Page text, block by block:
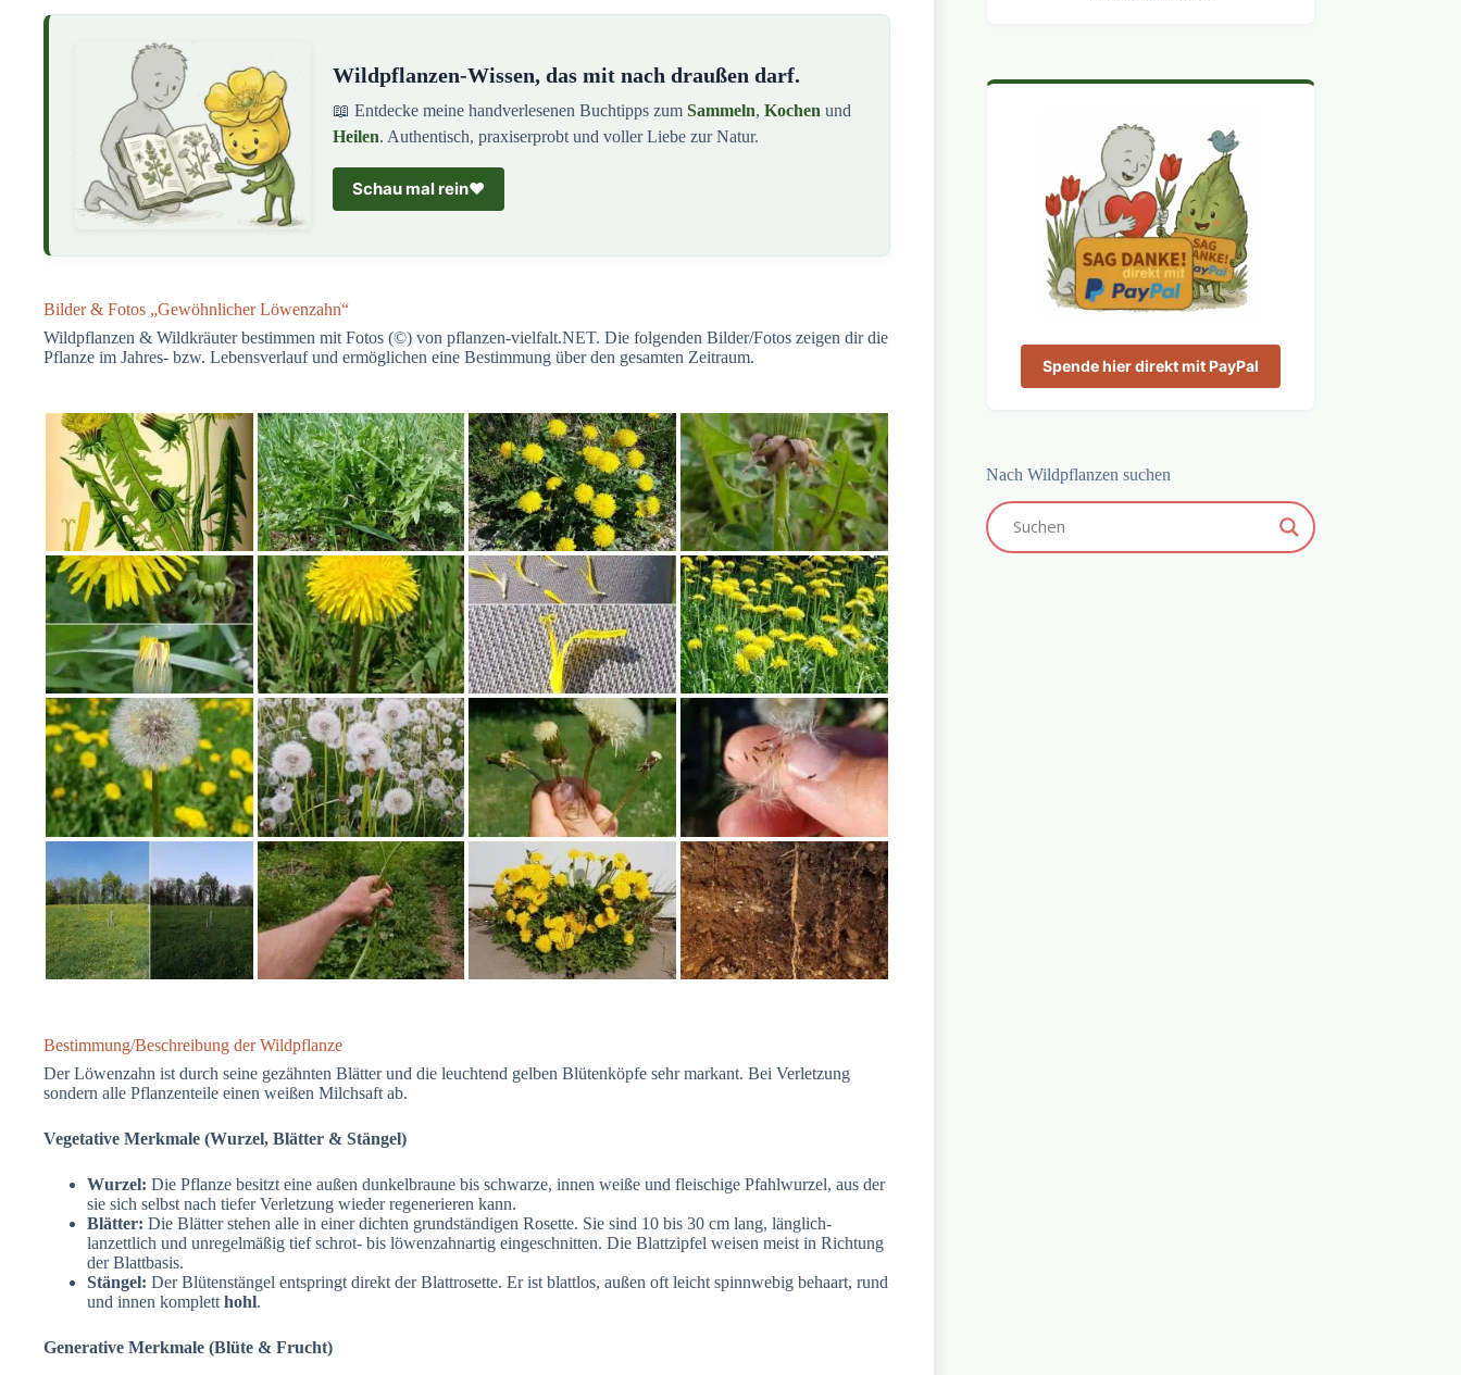
Wildpflanzen-Wissen, das mit nach draußen darf.
📖 Entdecke meine handverlesenen Buchtipps zumSammeln,Kochen und
Heilen. Authentisch, praxiserprobt und voller Liebe zur Natur.
Schau mal rein❤️
Bilder & Fotos „Gewöhnlicher Löwenzahn“
Wildpflanzen & Wildkräuter bestimmen mit Fotos (©) von pflanzen-vielfalt.NET. Die folgenden Bilder/Fotos zeigen dir die
Pflanze im Jahres- bzw. Lebensverlauf und ermöglichen eine Bestimmung über den gesamten Zeitraum.
Bestimmung/Beschreibung der Wildpflanze
Der Löwenzahn ist durch seine gezähnten Blätter und die leuchtend gelben Blütenköpfe sehr markant. Bei Verletzung
sondern alle Pflanzenteile einen weißen Milchsaft ab.
Vegetative Merkmale (Wurzel, Blätter & Stängel)
Wurzel: Die Pflanze besitzt eine außen dunkelbraune bis schwarze, innen weiße und fleischige Pfahlwurzel, aus der
sie sich selbst nach tiefer Verletzung wieder regenerieren kann.
Blätter: Die Blätter stehen alle in einer dichten grundständigen Rosette. Sie sind 10 bis 30 cm lang, länglich-
lanzettlich und unregelmäßig tief schrot- bis löwenzahnartig eingeschnitten. Die Blattzipfel weisen meist in Richtung
der Blattbasis.
Stängel: Der Blütenstängel entspringt direkt der Blattrosette. Er ist blattlos, außen oft leicht spinnwebig behaart, rund
und innen komplett hohl.
Generative Merkmale (Blüte & Frucht)
Spende hier direkt mit PayPal
Nach Wildpflanzen suchen